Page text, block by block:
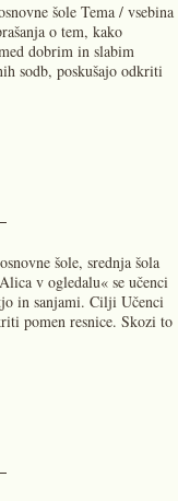
šole Tema / vsebina
o tem, kako
dobrim in slabim
sodb, poskušajo odkriti
šole, srednja šola
v ogledalu« se učenci
in sanjami. Cilji Učenci
pomen resnice. Skozi to